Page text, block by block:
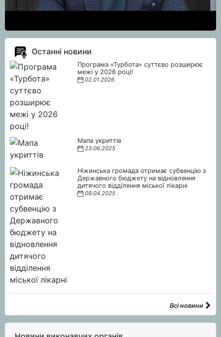
Останні новини
Програма «Турбота» суттєво розширює
межі у 2026 році!
02.01.2026
Мапа укриттів
23.06.2025
Ніжинська громада отримає субвенцію з
Державного бюджету на відновлення
дитячого відділення міської лікарні
09.04.2025
Всі новини